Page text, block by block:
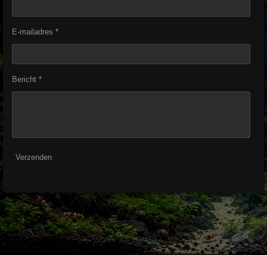
E-mailadres *
Bericht *
Verzenden